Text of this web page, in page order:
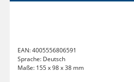
EAN:4005556806591
Sprache: Deutsch
Maße: 155 x 98 x 38 mm